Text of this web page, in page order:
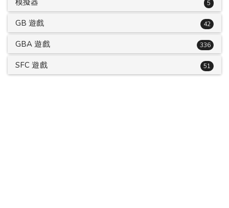
模擬器 5
GB 遊戲 42
GBA 遊戲 336
SFC 遊戲 51